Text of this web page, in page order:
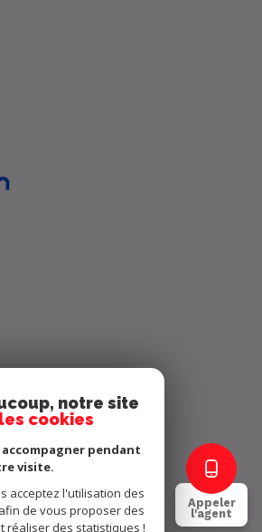
Appeler
l'agent
notre site
cookies
pendant
visite.
acceptez l'utilisation des
de vous proposer des
réaliser des statistiques !